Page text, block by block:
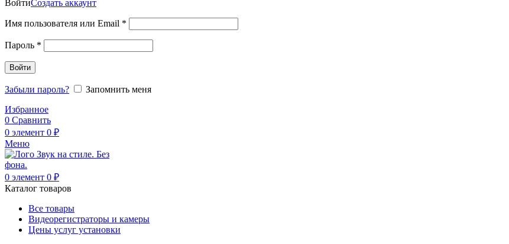
ВойтиСоздать аккаунт
Имя пользователя или Email *
Пароль *
Войти
Забыли пароль?
Запомнить меня
Избранное
0 Сравнить
0 элемент 0 ₽
Меню
0 элемент 0 ₽
Каталог товаров
Все товары
Видеорегистраторы и камеры
Цены услуг установки